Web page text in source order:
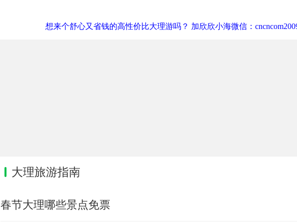
想来个舒心又省钱的高性价比大理游吗？ 加欣欣小海微信：
大理旅游指南
春节大理哪些景点免票